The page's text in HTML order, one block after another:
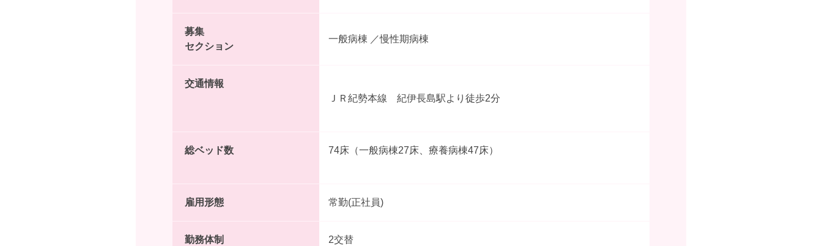
募集
セクション
一般病棟 ／慢性期病棟
交通情報
ＪＲ紀勢本線 紀伊長島駅より徒歩2分
総ベッド数 74床（一般病棟27床、療養病棟47床）
雇用形態 常勤(正社員)
勤務体制 2交替